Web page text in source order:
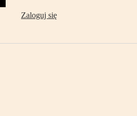
Zaloguj się